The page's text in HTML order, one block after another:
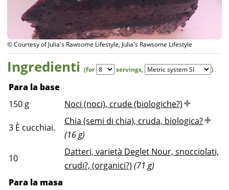
© Courtesy of Julia's Rawsome Lifestyle, Julia's Rawsome Lifestyle
Ingredienti (for servings, )
Para la base
150 g Noci (noci), crude (biologiche?)
3 È cucchiai.
Chia (semi di chia), cruda, biologica?
(16 g)
10
Datteri, varietà Deglet Nour, snocciolati,
crudi?, (organici?) (71 g)
Para la masa